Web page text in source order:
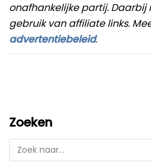
onafhankelijke partij. Daarbij
gebruik van affiliate links.
advertentiebeleid.
Zoeken